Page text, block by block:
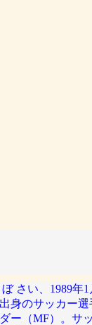
さい、1989年1
身のサッカー
ー（MF）。サ